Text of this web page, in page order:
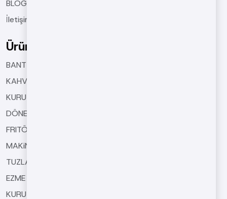
BLOGS
İletişim
Ürünlerimiz
BANT TiPi KAVURMA MAKiNELERi
KAHVE KAVURMA MAKiNELERi
KURUTMA MAKiNELERi
DÖNER TiP KAVURMA MAKiNELERi
FRITÖZ MAKiNELERi
MAKiNE EKiPMANLARI
TUZLAMA VE SOSLAMA MAKiNELERi
EZME MAKiNELERi
KURUYEMiŞ KAPLAMA MAKiNESi